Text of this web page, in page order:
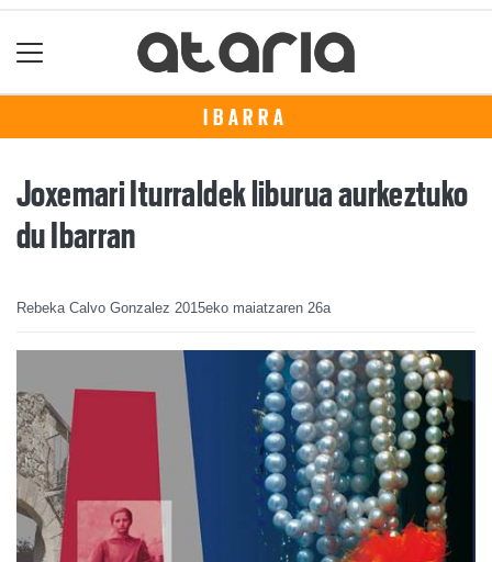
IBARRA
Joxemari Iturraldek liburua aurkeztuko
du Ibarran
Rebeka Calvo Gonzalez 2015eko maiatzaren 26a